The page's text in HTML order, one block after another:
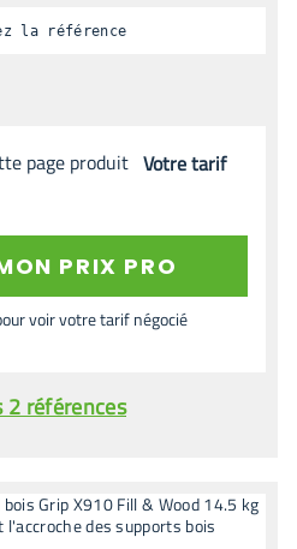
la référence
Votre tarif
PRIX PRO
voir votre tarif négocié
2 références